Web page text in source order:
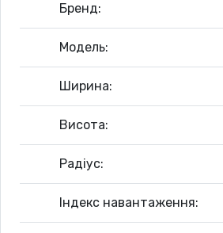
Бренд:
Модель:
Ширина:
Висота:
Радіус:
Індекс навантаження: